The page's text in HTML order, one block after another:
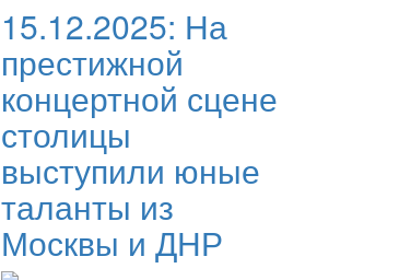
15.12.2025: На
престижной
концертной сцене
столицы
выступили юные
таланты из
Москвы и ДНР